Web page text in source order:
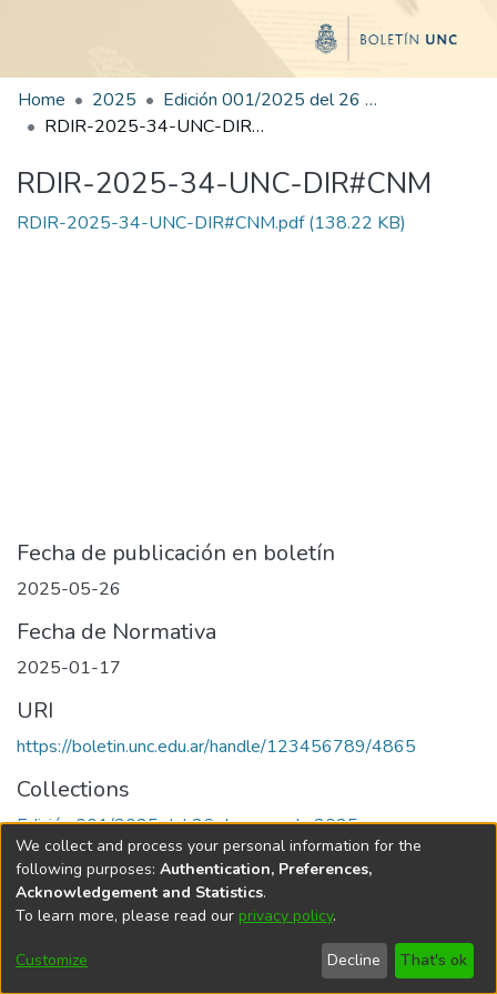
Home 2025
Edición 001/2025 del 26 de mayo de 2025
RDIR-2025-34-UNC-DIR#CNM
RDIR-2025-34-UNC-DIR#CNM
RDIR-2025-34-UNC-DIR#CNM.pdf(138.22 KB)
Fecha de publicación en boletín
2025-05-26
Fecha de Normativa
2025-01-17
URI
https://boletin.unc.edu.ar/handle/123456789/4865
Collections
Edición 001/2025 del 26 de mayo de 2025
Universidad Nacional de Córdoba
We collect and process your personal information for the
following purposes: Authentication, Preferences,
Acknowledgement and Statistics.
To learn more, please read our privacy policy.
Customize Decline That's ok